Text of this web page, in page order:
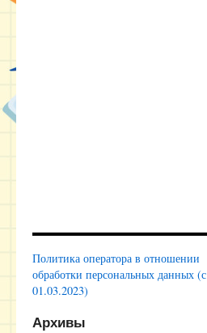
Политика оператора в отношении
обработки персональных данных (с
01.03.2023)
Архивы